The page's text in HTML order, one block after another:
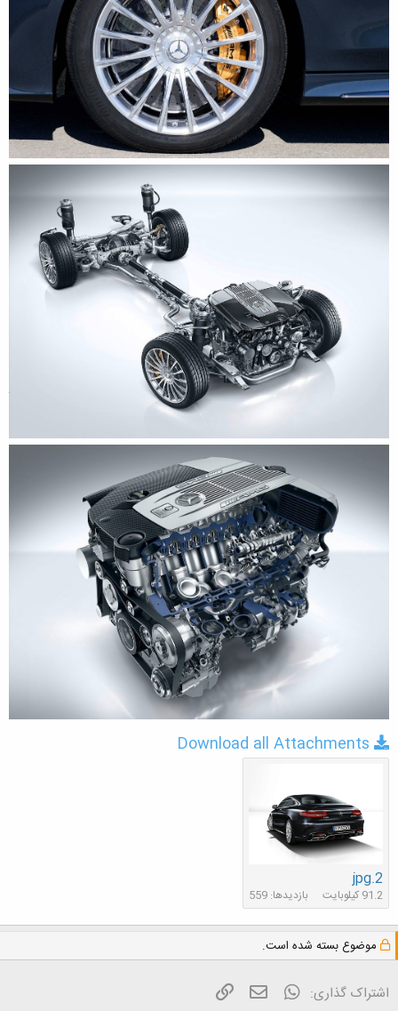
Download all Attachments
2.jpg
91.2 کیلوبایت بازدیدها: 559
موضوع بسته شده است.
اشتراک گذاری: واتس آپ
ایمیل لینک